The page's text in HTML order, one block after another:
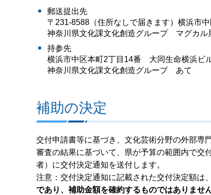
郵送提出先
〒231-8588（住所なしで届きます）横浜市
神奈川県文化課文化創造グループ マグカ
持参先
横浜市中区本町2丁目14番 大同生命横浜ビ
神奈川県文化課文化創造グループ あて
補助の決定
交付申請書等に基づき、文化芸術分野の外部専
審査の結果に基づいて、県が予算の範囲内で交
者）に交付決定通知を送付します。
注意：交付決定通知に記載された交付決定額は、
であり、補助金額を確約するものではありませ